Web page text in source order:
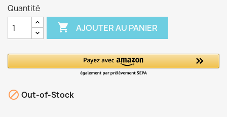
Quantité
 AJOUTER AU PANIER
 Out-of-Stock